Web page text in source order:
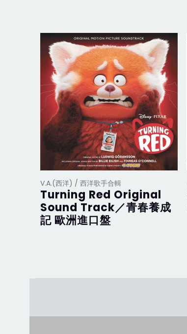
V.A.(西洋) / 西洋歌手合輯
Turning Red Original
Sound Track／青春養成
記 歐洲進口盤